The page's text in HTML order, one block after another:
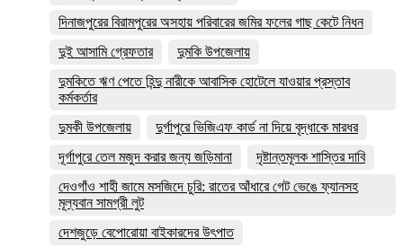
দিনাজপুরের বিরামপুরের অসহায় পরিবারের জমির ফলের গাছ কেটে নিধন
দুই আসামি গ্রেফতার
দুমকি উপজেলায়
দুমকিতে ঋণ পেতে হিন্দু নারীকে আবাসিক হোটেলে যাওয়ার প্রস্তাব
কর্মকর্তার
দুমকী উপজেলায়
দুর্গাপুরে ভিজিএফ কার্ড না দিয়ে বৃদ্ধাকে মারধর
দূর্গাপুরে তেল মজুদ করার জন্য জড়িমানা
দৃষ্টান্তমূলক শাস্তির দাবি
দেওগাঁও শাহী জামে মসজিদে চুরি: রাতের আঁধারে গেট ভেঙে ফ্যানসহ
মূল্যবান সামগ্রী লুট
দেশজুড়ে বেপোরোয়া বাইকারদের উৎপাত